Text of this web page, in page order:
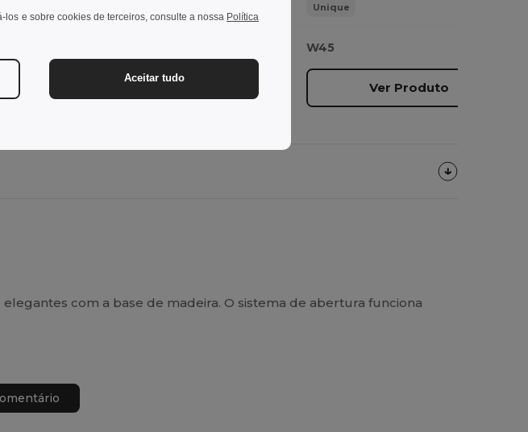
Unique
W45
Ver Produto
com a base de madeira. O sistema de abertura funciona
e sobre cookies de terceiros, consulte a nossa Política
Aceitar tudo